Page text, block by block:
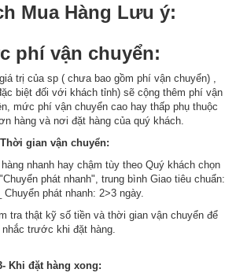
Mua Hàng Lưu ý:
phí vận chuyển:
trị của sp ( chưa bao gồm phí vận chuyển) ,
biệt đối với khách tỉnh) sẽ cộng thêm phí vận
mức phí vận chuyển cao hay thấp phụ thuộc
hàng và nơi đặt hàng của quý khách.
gian vận chuyển:
nhanh hay chậm tùy theo Quý khách chọn
phát nhanh", trung bình Giao tiêu chuẩn:
Chuyển phát nhanh: 2>3 ngày.
tra thật kỹ số tiền và thời gian vận chuyển để
nhắc trước khi đặt hàng.
Khi đặt hàng xong: